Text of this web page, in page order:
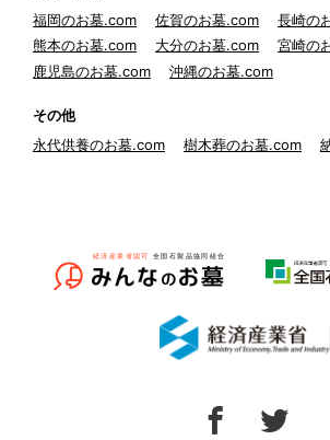
福岡のお墓.com
佐賀のお墓.com
長崎の
熊本のお墓.com
大分のお墓.com
宮崎の
鹿児島のお墓.com
沖縄のお墓.com
その他
永代供養のお墓.com
樹木葬のお墓.com